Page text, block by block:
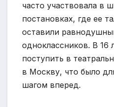
часто участвовала в
постановках, где ее
оставили
одноклассников. В 16
поступить в
в Москву, что было
шагом вперед.